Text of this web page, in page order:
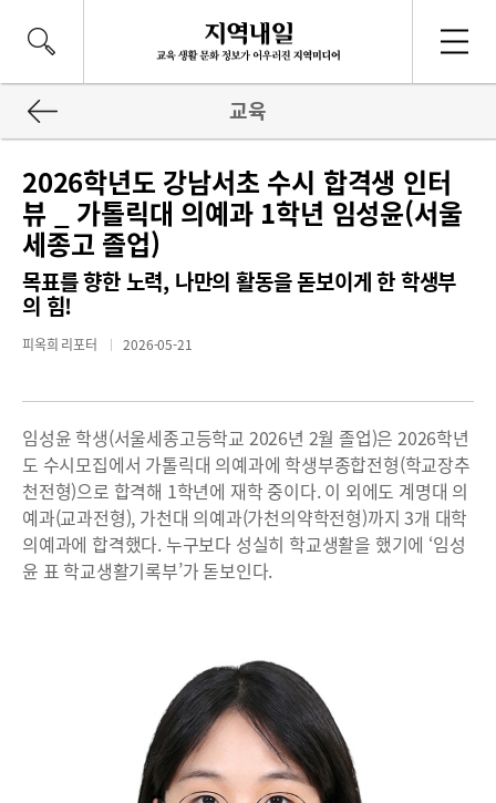
교육
2026학년도 강남서초 수시 합격생 인터
뷰 _ 가톨릭대 의예과 1학년 임성윤(서울
세종고 졸업)
목표를 향한 노력, 나만의 활동을 돋보이게 한 학생부
의 힘!
피옥희 리포터 2026-05-21
임성윤 학생(서울세종고등학교 2026년 2월 졸업)은 2026학년
도 수시모집에서 가톨릭대 의예과에 학생부종합전형(학교장추
천전형)으로 합격해 1학년에 재학 중이다. 이 외에도 계명대 의
예과(교과전형), 가천대 의예과(가천의약학전형)까지 3개 대학
의예과에 합격했다. 누구보다 성실히 학교생활을 했기에 ‘임성
윤 표 학교생활기록부’가 돋보인다.